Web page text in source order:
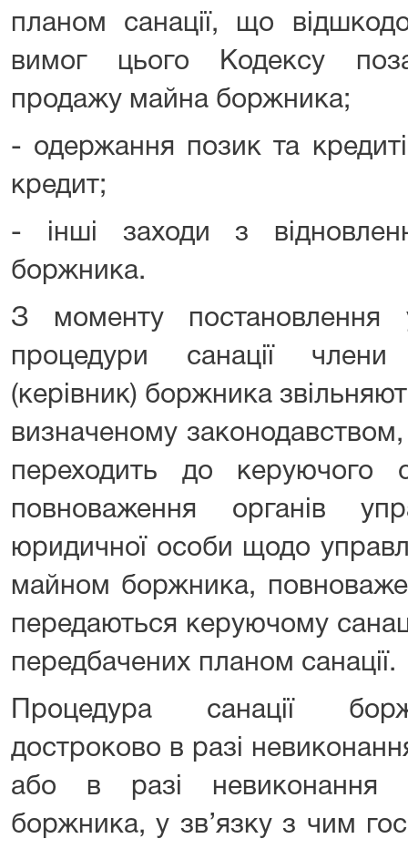
планом санації, що
вимог цього Кодексу
продажу майна боржника;
- одержання позик та
кредит;
- інші заходи з
боржника.
З моменту постановлення
процедури санації
(керівник) боржника
визначеному
переходить до керуючого
повноваження органів
юридичної особи щодо
майном боржника,
передаються керуючому
передбачених планом санації.
Процедура санації
достроково в разі
або в разі невиконання
боржника, у зв’язку з чим